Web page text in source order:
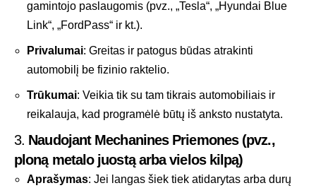
gamintojo paslaugomis (pvz., „Tesla“, „Hyundai Blue
Link“, „FordPass“ ir kt.).
Privalumai: Greitas ir patogus būdas atrakinti
automobilį be fizinio raktelio.
Trūkumai: Veikia tik su tam tikrais automobiliais ir
reikalauja, kad programėlė būtų iš anksto nustatyta.
3. Naudojant Mechanines Priemones (pvz.,
ploną metalo juostą arba vielos kilpą)
Aprašymas: Jei langas šiek tiek atidarytas arba durų